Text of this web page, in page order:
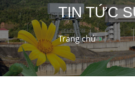
TIN TỨC
Trang chủ